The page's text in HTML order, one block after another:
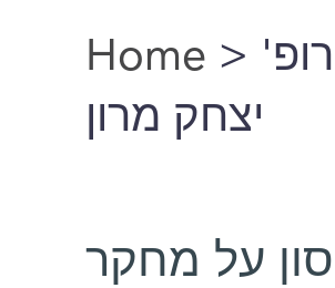
You are
Home >
יצחק מרון
על מחקר